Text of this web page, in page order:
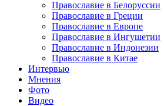
Православие в Белоруссии
Православие в Греции
Православие в Европе
Православие в Ингушетии
Православие в Индонезии
Православие в Китае
Интервью
Мнения
Фото
Видео